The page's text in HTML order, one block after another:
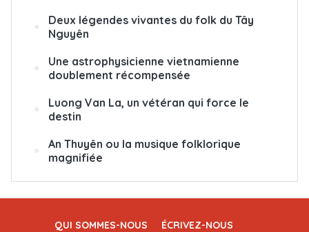
Deux légendes vivantes du folk du Tây
Nguyên
Une astrophysicienne vietnamienne
doublement récompensée
Luong Van La, un vétéran qui force le
destin
An Thuyên ou la musique folklorique
magnifiée
QUI SOMMES-NOUS ÉCRIVEZ-NOUS